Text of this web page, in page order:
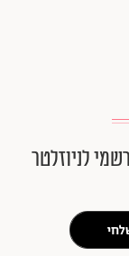
לניוזלטר